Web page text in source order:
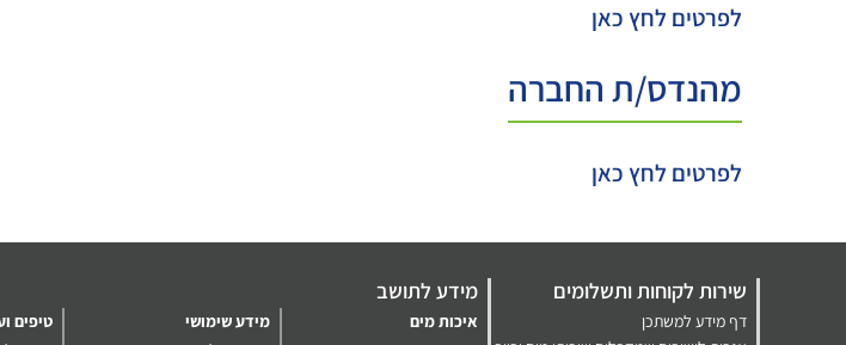
לפרטים לחץ כאן
מהנדס/ת החברה
לפרטים לחץ כאן
שירות לקוחות ותשלומים
דף מידע למשתכן
מידע לתושב
איכות מים
מידע שימושי
טיפים